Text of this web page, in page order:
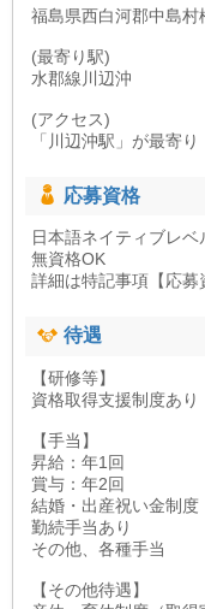
福島県西白河郡中島村
(最寄り駅)
水郡線川辺沖
(アクセス)
「川辺沖駅」が最寄り
応募資格
日本語ネイティブレ
無資格OK
詳細は特記事項【応募
待遇
【研修等】
資格取得支援制度あり
【手当】
昇給：年1回
賞与：年2回
結婚・出産祝い金制度
勤続手当あり
その他、各種手当
【その他待遇】